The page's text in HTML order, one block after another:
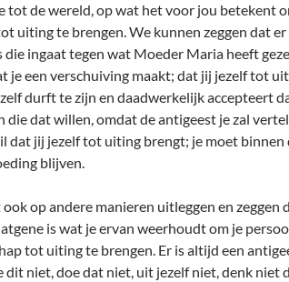
tot de wereld, op wat het voor jou betekent
uiting te brengen. We kunnen zeggen dat er
die ingaat tegen wat Moeder Maria heeft
je een verschuiving maakt; dat jij jezelf tot
durft te zijn en daadwerkelijk accepteert
die dat willen, omdat de antigeest je zal
dat jij jezelf tot uiting brengt; je moet binnen
blijven.
ook op andere manieren uitleggen en zeggen
is wat je ervan weerhoudt om je
tot uiting te brengen. Er is altijd een
dit niet, doe dat niet, uit jezelf niet, denk niet